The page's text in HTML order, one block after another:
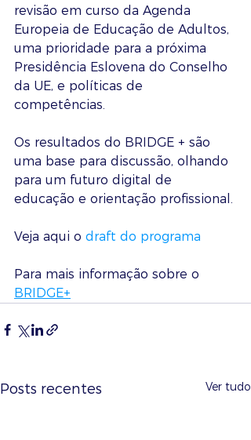
revisão em curso da Agenda
Europeia de Educação de Adultos,
uma prioridade para a próxima
Presidência Eslovena do Conselho
da UE, e políticas de
competências.
Os resultados do BRIDGE + são
uma base para discussão, olhando
para um futuro digital de
educação e orientação profissional.
Veja aqui o draft do programa
Para mais informação sobre o
BRIDGE+
Posts recentes Ver tudo